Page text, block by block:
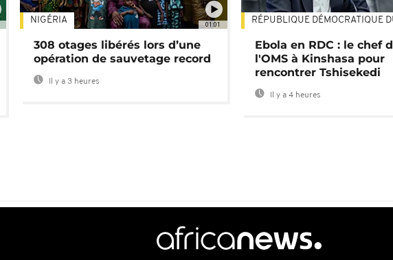
01:01
NIGÉRIA
308 otages libérés lors d’une
opération de sauvetage record
Il y a 3 heures
RÉPUBLIQUE DÉMOCRATIQUE
Ebola en RDC : le chef
l'OMS à Kinshasa pour
rencontrer Tshisekedi
Il y a 4 heures